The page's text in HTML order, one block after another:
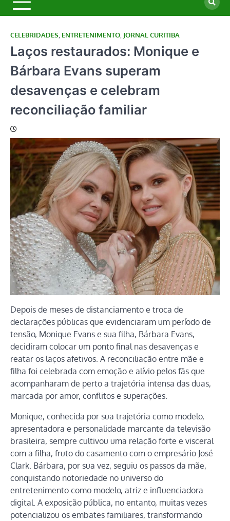
CELEBRIDADES ENTRETENIMENTO JORNAL CURITIBA
Laços restaurados: Monique e
Bárbara Evans superam
desavenças e celebram
reconciliação familiar
Depois de meses de distanciamento e troca de
declarações públicas que evidenciaram um período de
tensão, Monique Evans e sua filha, Bárbara Evans,
decidiram colocar um ponto final nas desavenças e
reatar os laços afetivos. A reconciliação entre mãe e
filha foi celebrada com emoção e alívio pelos fãs que
acompanharam de perto a trajetória intensa das duas,
marcada por amor, conflitos e superações.
Monique, conhecida por sua trajetória como modelo,
apresentadora e personalidade marcante da televisão
brasileira, sempre cultivou uma relação forte e visceral
com a filha, fruto do casamento com o empresário José
Clark. Bárbara, por sua vez, seguiu os passos da mãe,
conquistando notoriedade no universo do
entretenimento como modelo, atriz e influenciadora
digital. A exposição pública, no entanto, muitas vezes
potencializou os embates familiares, transformando